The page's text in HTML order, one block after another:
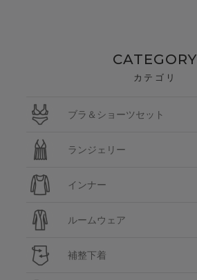
CATEGORY
カテゴリ
ブラ＆ショーツセット
ランジェリー
インナー
ルームウェア
補整下着